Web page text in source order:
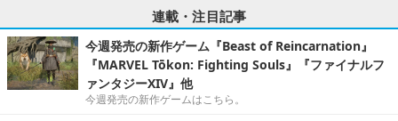
連載・注目記事
今週発売の新作ゲーム『Beast of Reincarnation』
『MARVEL Tōkon: Fighting Souls』『ファイナルフ
ァンタジーXIV』他
今週発売の新作ゲームはこちら。